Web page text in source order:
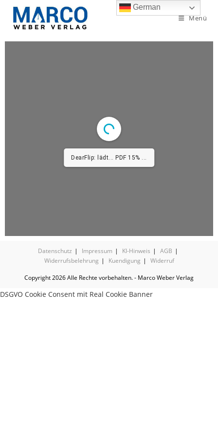
Menü
DearFlip: lädt... PDF 15% ...
Datenschutz Impressum KI-Hinweis
AGB
Widerrufsbelehrung
Kuendigung Widerruf
Copyright 2026 Alle Rechte vorbehalten. - Marco Weber Verlag
German
DSGVO Cookie Consent mit Real Cookie Banner